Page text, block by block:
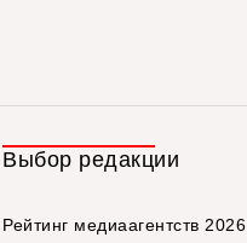
Выбор редакции
Рейтинг медиаагентств 2026